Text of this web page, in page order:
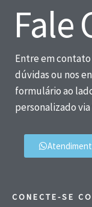
Fale
Entre em contato
dúvidas ou nos
formulário ao
personalizado
CONECTE-SE